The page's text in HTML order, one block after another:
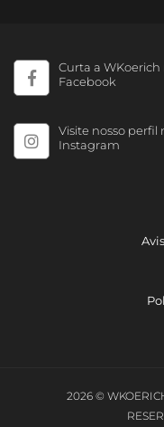
Curta a WKoerich
Facebook
Visite nosso perfil
Instagram
2026 ©